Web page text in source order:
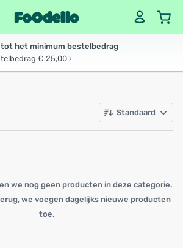
het minimum bestelbedrag
€ 25,00 ›
Standaard
we nog geen producten in deze categorie.
we voegen dagelijks nieuwe producten
toe.